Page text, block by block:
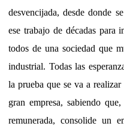
desvencijada, desde donde
ese trabajo de décadas para
todos de una sociedad que
industrial. Todas las
la prueba que se va a
gran empresa, sabiendo
remunerada, consolide un